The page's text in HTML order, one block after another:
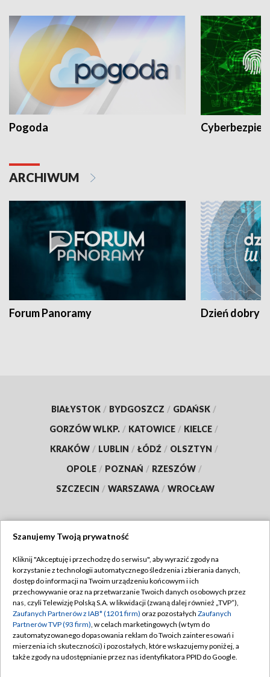
Pogoda
ARCHIWUM
Forum Panoramy Dzień dobry
BIAŁYSTOK / BYDGOSZCZ / GDAŃSK /
GORZÓW WLKP. / KATOWICE / KIELCE /
KRAKÓW / LUBLIN / ŁÓDŹ / OLSZTYN /
OPOLE / POZNAŃ / RZESZÓW /
SZCZECIN / WARSZAWA / WROCŁAW
TVP
Abonament TVP
Emisja w TVP
Centrum informacji TVP
Naziemna Telewizja Cyfrowa
Regulamin TVP
Polityka prywatności
Moje zgody
Pomoc
Szanujemy Twoją prywatność
Kliknij "Akceptuję i przechodzę do serwisu", aby wyrazić zgody na
korzystanie z technologii automatycznego śledzenia i zbierania danych,
dostęp do informacji na Twoim urządzeniu końcowym i ich
przechowywanie oraz na przetwarzanie Twoich danych osobowych przez
nas, czyli Telewizję Polską S.A. w likwidacji (zwaną dalej również „TVP”),
Zaufanych Partnerów z IAB* (1201 firm) oraz pozostałych Zaufanych
Partnerów TVP (93 firm), w celach marketingowych (w tym do
zautomatyzowanego dopasowania reklam do Twoich zainteresowań i
mierzenia ich skuteczności) i pozostałych, które wskazujemy poniżej, a
także zgody na udostępnianie przez nas identyfikatora PPID do Google.